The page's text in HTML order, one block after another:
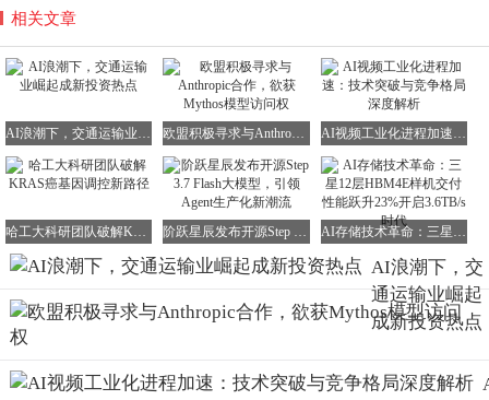
柄”形态，创下新高，这为投资者提供了新的投资机会。
“通过将科技股的战术性收益转化为这些新兴的周期性突破
领域的投资，投资者可以保持对主要上升趋势的敞口，同时
降低投资组合受人工智能交易降温影响的风险。”他补充
道。
相关文章
AI浪潮下，交通运输业崛起成新投资热点 欧盟积极寻求与Anthropic合作，欲获Mythos模型访问权 AI视频工业化进程加速：技术突破与竞争格局深度解析
哈工大科研团队破解KRAS癌基因调控新路径 阶跃星辰发布开源Step 3.7 Flash大模型，引领Agent生产化新潮流 AI存储技术革命：三星12层HBM4E样机交付 性能跃升23%开启3.6TB/s时代
AI浪潮下，交
通运输业崛起
成新投资热点